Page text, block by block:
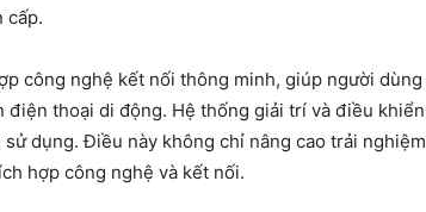
cấp.
công nghệ kết nối thông minh, giúp người
thoại di động. Hệ thống giải trí và điều
dụng. Điều này không chỉ nâng cao trải
hợp công nghệ và kết nối.